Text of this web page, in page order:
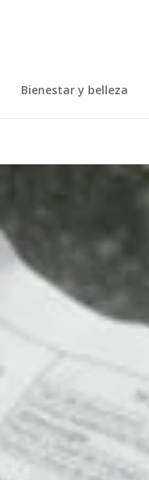
Bienestar y belleza